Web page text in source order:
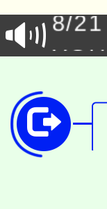
場
8/21
徵
開!
115
田徑
桃
視
大